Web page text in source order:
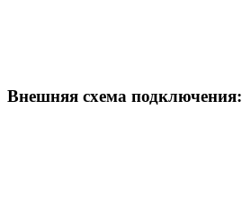
Внешняя схема подключения: